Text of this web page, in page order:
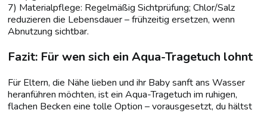
7) Materialpflege: Regelmäßig Sichtprüfung; Chlor/Salz
reduzieren die Lebensdauer – frühzeitig ersetzen, wenn
Abnutzung sichtbar.
Fazit: Für wen sich ein Aqua-Tragetuch lohnt
Für Eltern, die Nähe lieben und ihr Baby sanft ans Wasser
heranführen möchten, ist ein Aqua-Tragetuch im ruhigen,
flachen Becken eine tolle Option – vorausgesetzt, du hältst